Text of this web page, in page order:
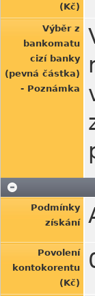
(Kč)
Výběr z
bankomatu
cizí banky
(pevná částka)
- Poznámka
Podmínky
získání
Povolení
kontokorentu
(Kč)